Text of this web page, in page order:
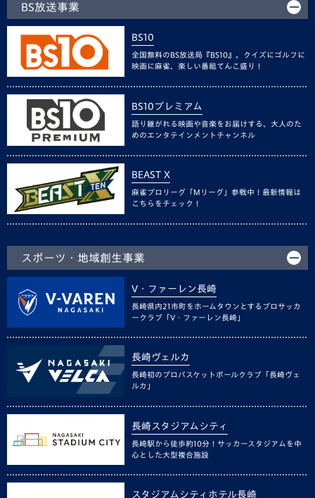
BS放送事業
BS10
全国無料のBS放送局『BS10』。クイズにゴルフに
映画に麻雀、楽しい番組てんこ盛り！
BS10プレミアム
語り継がれる映画や音楽をお届けする、大人のた
めのエンタテインメントチャンネル
BEAST X
麻雀プロリーグ「Mリーグ」参戦中！最新情報は
こちらをチェック！
スポーツ・地域創生事業
V・ファーレン長崎
長崎県内21市町をホームタウンとするプロサッカ
ークラブ「V・ファーレン長崎」
長崎ヴェルカ
長崎初のプロバスケットボールクラブ「長崎ヴェ
ルカ」
長崎スタジアムシティ
長崎駅から徒歩約10分！サッカースタジアムを中
心とした大型複合施設
スタジアムシティホテル長崎